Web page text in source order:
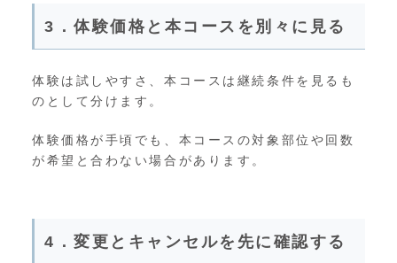
3．体験価格と本コースを別々に見る
体験は試しやすさ、本コースは継続条件を見るも
のとして分けます。
体験価格が手頃でも、本コースの対象部位や回数
が希望と合わない場合があります。
4．変更とキャンセルを先に確認する